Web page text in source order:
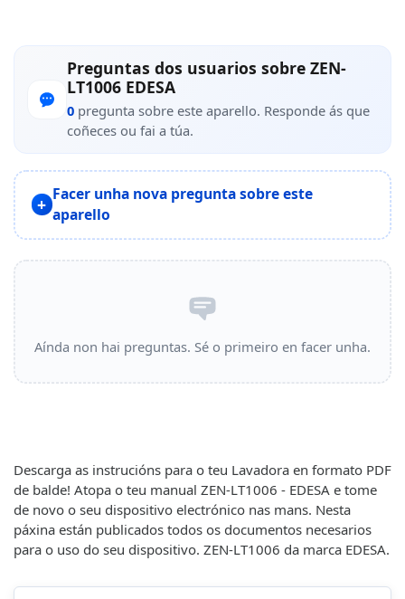
Preguntas dos usuarios sobre ZEN-
LT1006 EDESA
0 pregunta sobre este aparello. Responde ás que
coñeces ou fai a túa.
Facer unha nova pregunta sobre este
aparello
Aínda non hai preguntas. Sé o primeiro en facer unha.
Descarga as instrucións para o teu Lavadora en formato PDF
de balde! Atopa o teu manual ZEN-LT1006 - EDESA e tome
de novo o seu dispositivo electrónico nas mans. Nesta
páxina están publicados todos os documentos necesarios
para o uso do seu dispositivo. ZEN-LT1006 da marca EDESA.